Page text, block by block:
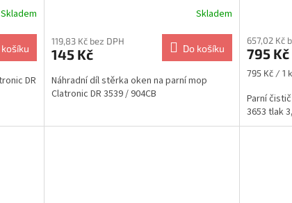
Skladem
košíku
DR
Skladem
119,83 Kč bez DPH
145 Kč Do košíku
Náhradní díl stěrka oken na parní mop
Clatronic DR 3539 / 904CB
657,02 Kč
795 Kč
Měrná
795 Kč / 1
Parní
3653 tlak